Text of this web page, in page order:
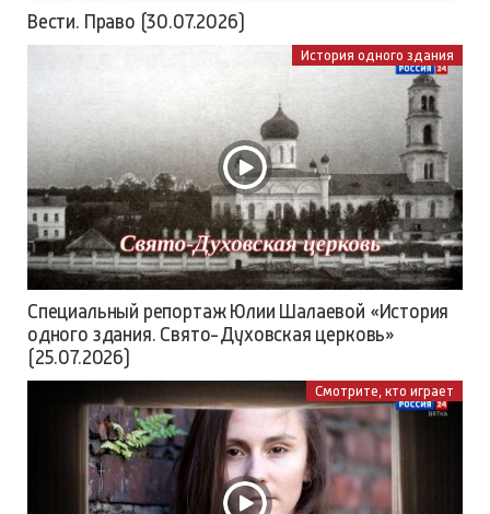
Вести. Право (30.07.2026)
История одного здания
Специальный репортаж Юлии Шалаевой «История
одного здания. Свято-Духовская церковь»
(25.07.2026)
Смотрите, кто играет